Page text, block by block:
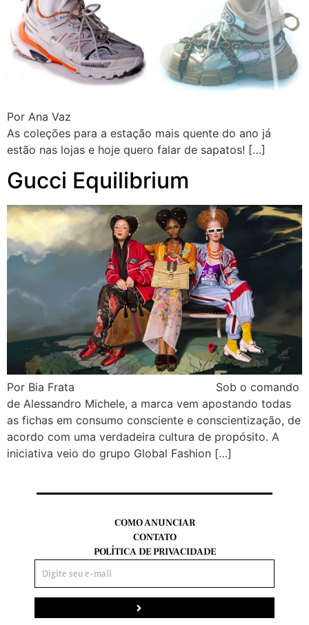
Por Ana Vaz
As coleções para a estação mais quente do ano já
estão nas lojas e hoje quero falar de sapatos! […]
Gucci Equilibrium
Por Bia Frata Sob o comando
de Alessandro Michele, a marca vem apostando todas
as fichas em consumo consciente e conscientização, de
acordo com uma verdadeira cultura de propósito. A
iniciativa veio do grupo Global Fashion […]
COMO ANUNCIAR
CONTATO
POLÍTICA DE PRIVACIDADE